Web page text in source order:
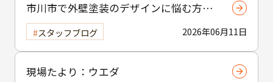
市川市で外壁塗装のデザインに悩む方へ
｜ 色選びの失敗を防ぐポイント
2026年06月11日
スタッフブログ
現場たより：ウエダ